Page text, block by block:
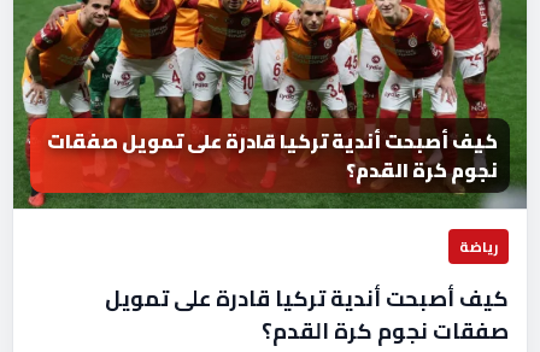
كيف أصبحت أندية تركيا قادرة على تمويل صفقات
نجوم كرة القدم؟
رياضة
كيف أصبحت أندية تركيا قادرة على تمويل
صفقات نجوم كرة القدم؟